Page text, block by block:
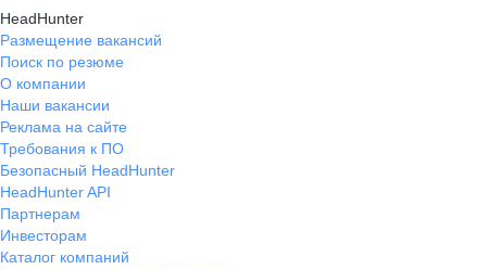
HeadHunter
Размещение вакансий
Поиск по резюме
О компании
Наши вакансии
Реклама на сайте
Требования к ПО
Безопасный HeadHunter
HeadHunter API
Партнерам
Инвесторам
Каталог компаний